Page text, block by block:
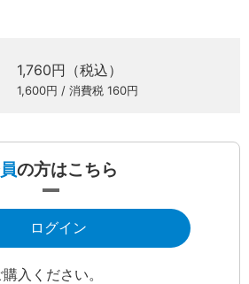
1,760円（税込）
1,600円 / 消費税 160円
の方はこちら
ログイン
入ください。